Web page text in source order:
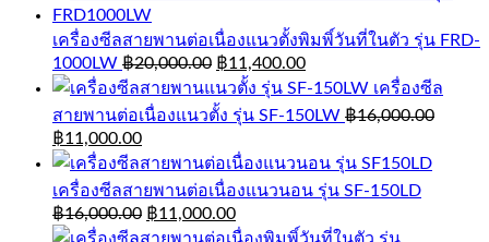
เครื่องซีลสายพานต่อเนื่องแนวตั้งพิมพิ์วันที่ในตัว รุ่น FRD-
1000LW ฿20,000.00 ฿11,400.00
เครื่องซีล
สายพานต่อเนื่องแนวตั้ง รุ่น SF-150LW ฿16,000.00
฿11,000.00
เครื่องซีลสายพานต่อเนื่องแนวนอน รุ่น SF-150LD
฿16,000.00 ฿11,000.00